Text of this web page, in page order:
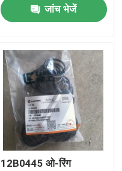
जांच भेजें
12B0445 ओ-रिंग